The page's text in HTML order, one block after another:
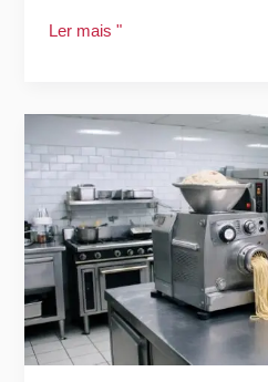
Ler mais "
Como
escolher
extrusora
de
massa
comercial
adequada
para
o